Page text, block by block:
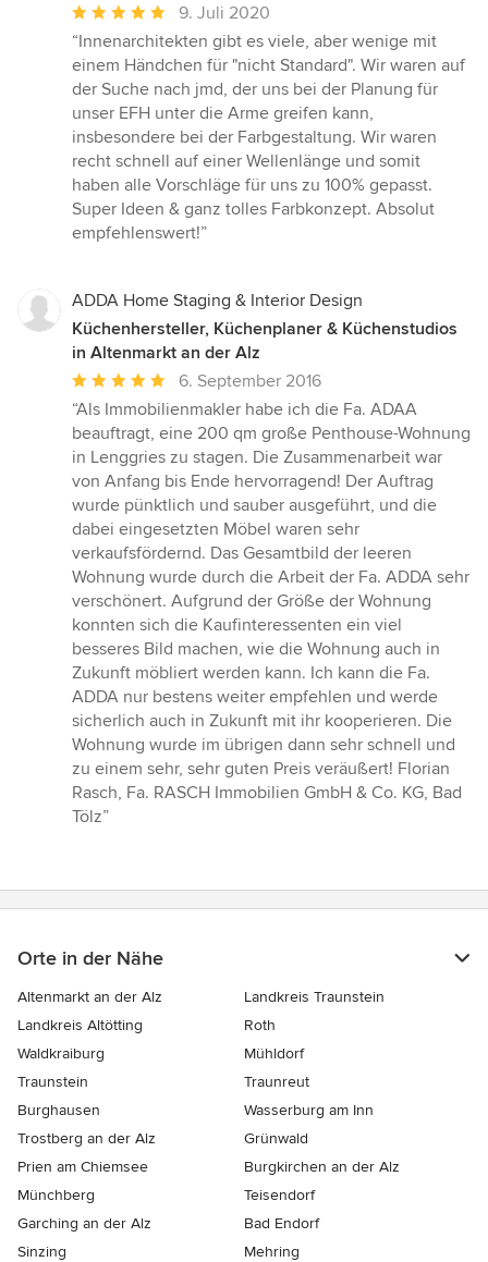
Durchschnittliche
Bewertung:
5
von
5
Sternen
9. Juli 2020
“Innenarchitekten gibt es viele, aber wenige mit
einem Händchen für "nicht Standard". Wir waren auf
der Suche nach jmd, der uns bei der Planung für
unser EFH unter die Arme greifen kann,
insbesondere bei der Farbgestaltung. Wir waren
recht schnell auf einer Wellenlänge und somit
haben alle Vorschläge für uns zu 100% gepasst.
Super Ideen & ganz tolles Farbkonzept. Absolut
empfehlenswert!”
ADDA Home Staging & Interior Design
Küchenhersteller, Küchenplaner & Küchenstudios
in Altenmarkt an der Alz
Durchschnittliche
Bewertung:
5
von
5
Sternen
6. September 2016
“Als Immobilienmakler habe ich die Fa. ADAA
beauftragt, eine 200 qm große Penthouse-Wohnung
in Lenggries zu stagen. Die Zusammenarbeit war
von Anfang bis Ende hervorragend! Der Auftrag
wurde pünktlich und sauber ausgeführt, und die
dabei eingesetzten Möbel waren sehr
verkaufsfördernd. Das Gesamtbild der leeren
Wohnung wurde durch die Arbeit der Fa. ADDA sehr
verschönert. Aufgrund der Größe der Wohnung
konnten sich die Kaufinteressenten ein viel
besseres Bild machen, wie die Wohnung auch in
Zukunft möbliert werden kann. Ich kann die Fa.
ADDA nur bestens weiter empfehlen und werde
sicherlich auch in Zukunft mit ihr kooperieren. Die
Wohnung wurde im übrigen dann sehr schnell und
zu einem sehr, sehr guten Preis veräußert! Florian
Rasch, Fa. RASCH Immobilien GmbH & Co. KG, Bad
Tölz”
Orte in der Nähe
Altenmarkt an der Alz
Landkreis Traunstein
Landkreis Altötting
Roth
Waldkraiburg
Mühldorf
Traunstein
Traunreut
Burghausen
Wasserburg am Inn
Trostberg an der Alz
Grünwald
Prien am Chiemsee
Burgkirchen an der Alz
Münchberg
Teisendorf
Garching an der Alz
Bad Endorf
Sinzing
Mehring